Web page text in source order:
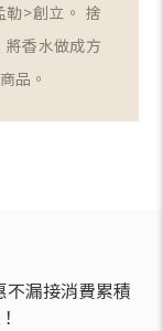
>創立。 捨
將香水做成方
品。
不漏接消費累積